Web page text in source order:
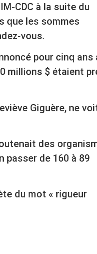
CDC à la suite du
que les sommes
vous.
pour cinq ans
millions $ étaient
Giguère, ne
des
passer de 160 à 89
du mot « rigueur